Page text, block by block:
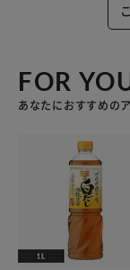
FOR
あなたにおすすめの